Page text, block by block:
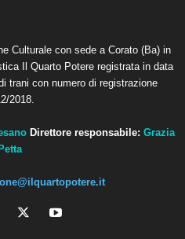
Culturale con sede a Corato (Ba) in
Il Quarto Potere registrata in data
trani con numero di registrazione
2018.
Direttore responsabile: Grazia
Petta